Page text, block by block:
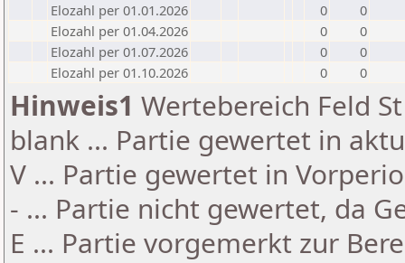
Elozahl per 01.01.2026
0
0
Elozahl per 01.04.2026
0
0
Elozahl per 01.07.2026
0
0
Elozahl per 01.10.2026
0 0
Hinweis1 Wertebereich Feld
blank ... Partie gewertet in
V ... Partie gewertet in
- ... Partie nicht gewertet, da
E ... Partie vorgemerkt zur